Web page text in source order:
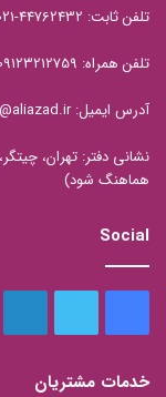
تلفن ثابت: 44762432-021
تلفن همراه: 09123212759
آدرس ایمیل: info@aliazad.ir
نشانی دفتر: تهران،
هماهنگ شود)
Social
خدمات مشتریان